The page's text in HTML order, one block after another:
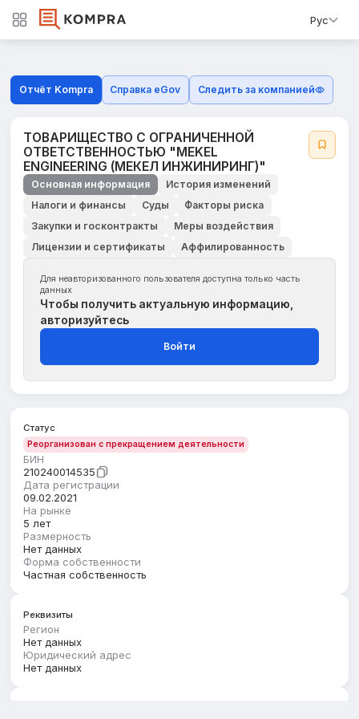
Рус
Отчёт Kompra Справка eGov Следить за компанией
ТОВАРИЩЕСТВО С ОГРАНИЧЕННОЙ
ОТВЕТСТВЕННОСТЬЮ "MEKEL
ENGINEERING (МЕКЕЛ ИНЖИНИРИНГ)"
Основная информация
История изменений
Налоги и финансы
Суды
Факторы риска
Закупки и госконтракты
Меры воздействия
Лицензии и сертификаты
Аффилированность
Для неавторизованного пользователя доступна только часть
данных
Чтобы получить актуальную информацию,
авторизуйтесь
Войти
Статус
Реорганизован с прекращением деятельности
БИН
210240014535
Дата регистрации
09.02.2021
На рынке
5 лет
Размерность
Нет данных
Форма собственности
Частная собственность
Реквизиты
Регион
Нет данных
Юридический адрес
Нет данных